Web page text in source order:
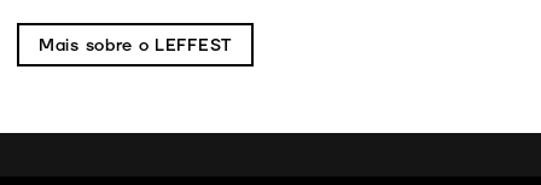
Mais sobre o LEFFEST